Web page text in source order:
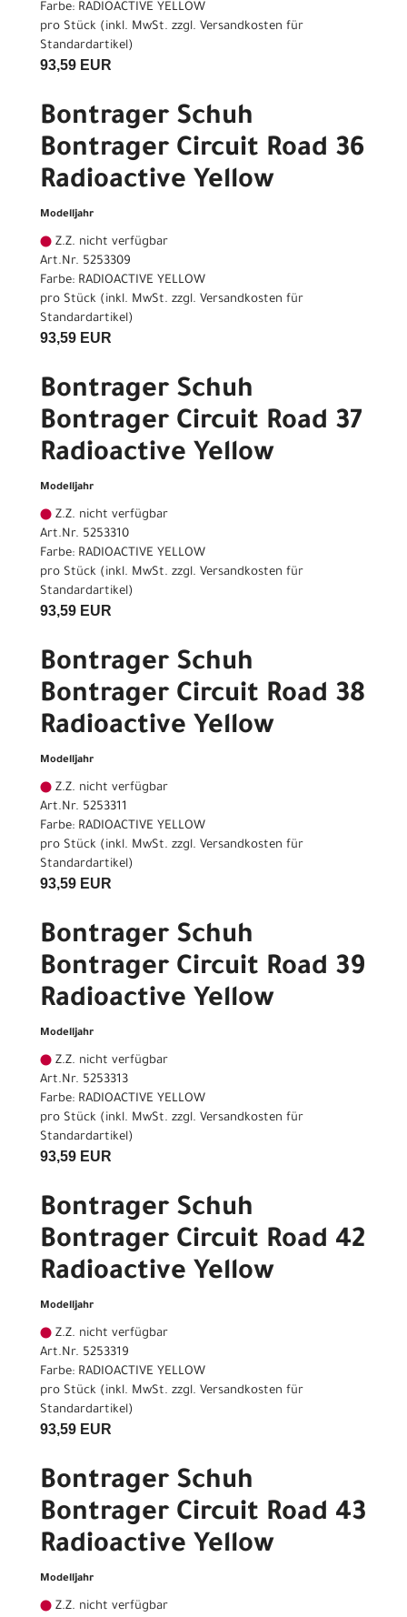
Farbe: RADIOACTIVE YELLOW
pro Stück (inkl. MwSt. zzgl. Versandkosten für
Standardartikel)
93,59 EUR
Bontrager Schuh
Bontrager Circuit Road 36
Radioactive Yellow
Modelljahr
Z.Z. nicht verfügbar
Art.Nr. 5253309
Farbe: RADIOACTIVE YELLOW
pro Stück (inkl. MwSt. zzgl. Versandkosten für
Standardartikel)
93,59 EUR
Bontrager Schuh
Bontrager Circuit Road 37
Radioactive Yellow
Modelljahr
Z.Z. nicht verfügbar
Art.Nr. 5253310
Farbe: RADIOACTIVE YELLOW
pro Stück (inkl. MwSt. zzgl. Versandkosten für
Standardartikel)
93,59 EUR
Bontrager Schuh
Bontrager Circuit Road 38
Radioactive Yellow
Modelljahr
Z.Z. nicht verfügbar
Art.Nr. 5253311
Farbe: RADIOACTIVE YELLOW
pro Stück (inkl. MwSt. zzgl. Versandkosten für
Standardartikel)
93,59 EUR
Bontrager Schuh
Bontrager Circuit Road 39
Radioactive Yellow
Modelljahr
Z.Z. nicht verfügbar
Art.Nr. 5253313
Farbe: RADIOACTIVE YELLOW
pro Stück (inkl. MwSt. zzgl. Versandkosten für
Standardartikel)
93,59 EUR
Bontrager Schuh
Bontrager Circuit Road 42
Radioactive Yellow
Modelljahr
Z.Z. nicht verfügbar
Art.Nr. 5253319
Farbe: RADIOACTIVE YELLOW
pro Stück (inkl. MwSt. zzgl. Versandkosten für
Standardartikel)
93,59 EUR
Bontrager Schuh
Bontrager Circuit Road 43
Radioactive Yellow
Modelljahr
Z.Z. nicht verfügbar